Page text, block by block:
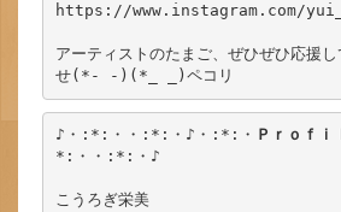
https://www.instagram.com/
アーティストのたまご、ぜひぜひ応援
せ(*- -)(*_ _)ペコリ
♪・:*:・・:*:・♪・:*:・ Ｐｒｏｆｉ
*:・・:*:・♪
こうろぎ栄美